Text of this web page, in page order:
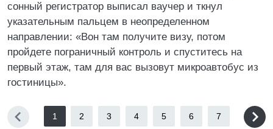
сонный регистратор выписал ваучер и ткнул
указательным пальцем в неопределенном
направлении: «Вон там получите визу, потом
пройдете пограничный контроль и спуститесь на
первый этаж, там для вас вызовут микроавтобус из
гостиницы».
1 2 3 4 5 6 7